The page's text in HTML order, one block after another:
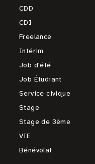
CDD
CDI
Freelance
Intérim
Job d'été
Job Étudiant
Service civique
Stage
Stage de 3ème
VIE
Bénévolat